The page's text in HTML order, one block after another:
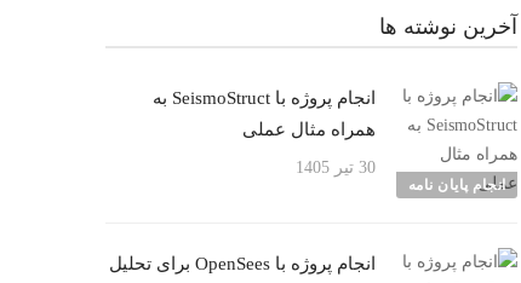
آخرین نوشته ها
انجام پایان نامه
انجام پروژه با SeismoStruct به
همراه مثال عملی
30 تیر 1405
انجام پروژه با OpenSees برای تحلیل